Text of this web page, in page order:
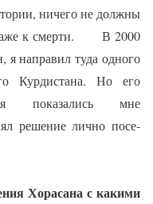
ничего не должны
к смерти.
В 2000
я направил туда од­ного
Курдистана. Но его
показа­лись мне
решение лично посе­
Хорасана с какими